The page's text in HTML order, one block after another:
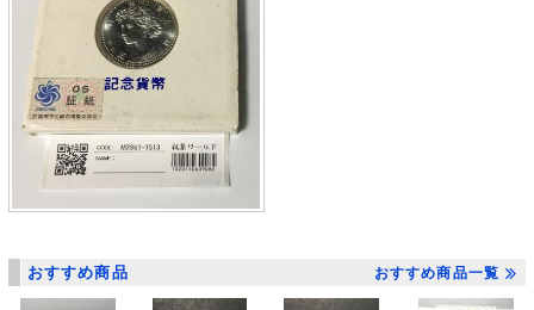
おすすめ商品 おすすめ商品一覧